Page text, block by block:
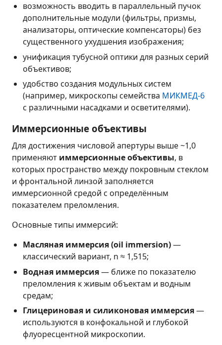
возможность вводить в параллельный пучок
дополнительные модули (фильтры, призмы,
анализаторы, оптические компенсаторы) без
существенного ухудшения изображения;
унификация тубусной оптики для разных серий
объективов;
удобство создания модульных систем
(например, микроскопы семейства МИКМЕД-6
с различными насадками и осветителями).
Иммерсионные объективы
Для достижения числовой апертуры выше ~1,0
применяют иммерсионные объективы, в
которых пространство между покровным стеклом
и фронтальной линзой заполняется
иммерсионной средой с определённым
показателем преломления.
Основные типы иммерсий:
Масляная иммерсия (oil immersion)—
классический вариант, n ≈ 1,515;
Водная иммерсия— ближе по показателю
преломления к живым объектам и водным
средам;
Глицериновая и силиконовая иммерсия—
используются в конфокальной и глубокой
флуоресцентной микроскопии.